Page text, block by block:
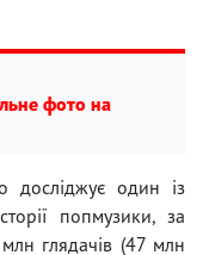
фото на
досліджує один із
попмузики, за
глядачів (47 млн